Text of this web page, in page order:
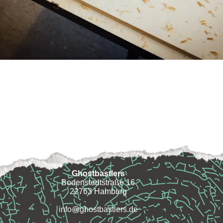
Ghostbastlers
Bodenstedtstraße 16
22763 Hamburg
info@ghostbastlers.de